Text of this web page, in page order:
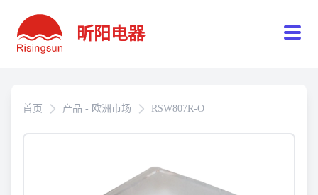
昕阳电器
首页 产品 - 欧洲市场 RSW807R-O